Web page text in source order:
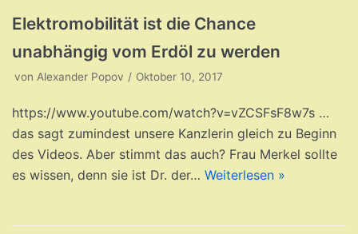
Elektromobilität ist die Chance
unabhängig vom Erdöl zu werden
von Alexander Popov Oktober 10, 2017
https://www.youtube.com/watch?v=vZCSFsF8w7s …
das sagt zumindest unsere Kanzlerin gleich zu Beginn
des Videos. Aber stimmt das auch? Frau Merkel sollte
es wissen, denn sie ist Dr. der… Weiterlesen »